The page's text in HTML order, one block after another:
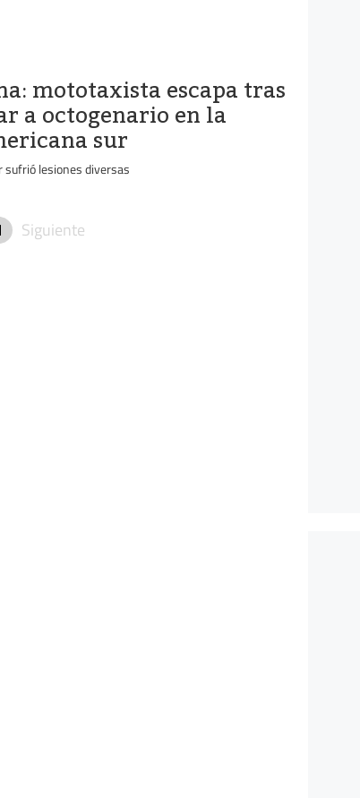
mototaxista escapa tras
a octogenario en la
sur
sufrió lesiones diversas
Siguiente